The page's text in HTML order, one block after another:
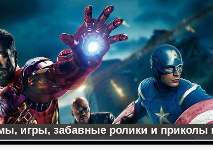
игры, забавные ролики и приколы